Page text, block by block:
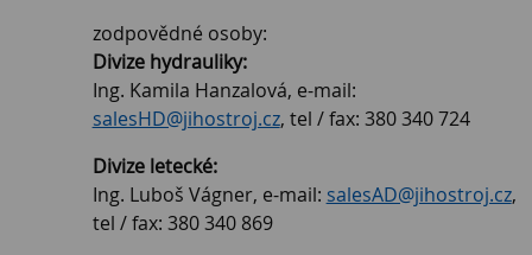
zodpovědné osoby:
Divize hydrauliky:
Ing. Kamila Hanzalová, e-mail:
salesHD@jihostroj.cz, tel / fax: 380 340 724
Divize letecké:
Ing. Luboš Vágner, e-mail: salesAD@jihostroj.cz,
tel / fax: 380 340 869